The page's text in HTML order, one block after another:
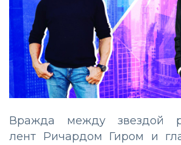
Вражда между звездой
лент Ричардом Гиром и